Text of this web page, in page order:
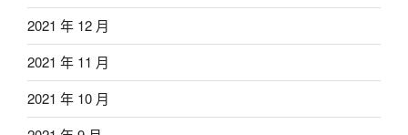
2021 年 12 月
2021 年 11 月
2021 年 10 月